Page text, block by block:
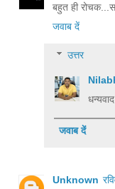
बहुत ही
जवाब दें
उत्तर
धन्यवाद
जवाब दें
Unknown